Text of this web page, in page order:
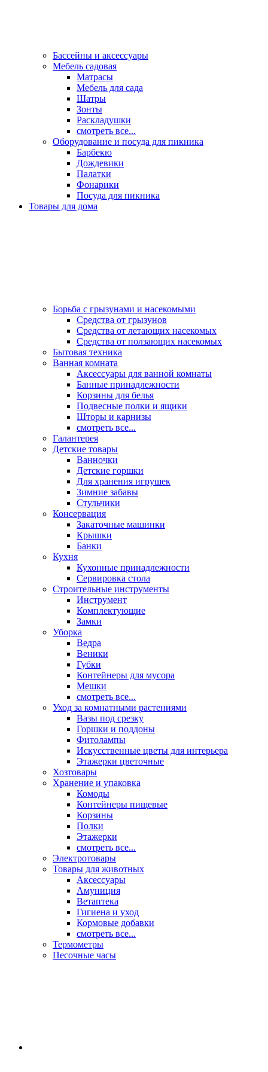
Бассейны и аксессуары
Мебель садовая
Матрасы
Мебель для сада
Шатры
Зонты
Раскладушки
смотреть все...
Оборудование и посуда для пикника
Барбекю
Дождевики
Палатки
Фонарики
Посуда для пикника
Товары для дома
Борьба с грызунами и насекомыми
Средства от грызунов
Средства от летающих насекомых
Средства от ползающих насекомых
Бытовая техника
Ванная комната
Аксессуары для ванной комнаты
Банные принадлежности
Корзины для белья
Подвесные полки и ящики
Шторы и карнизы
смотреть все...
Галантерея
Детские товары
Ванночки
Детские горшки
Для хранения игрушек
Зимние забавы
Стульчики
Консервация
Закаточные машинки
Крышки
Банки
Кухня
Кухонные принадлежности
Сервировка стола
Строительные инструменты
Инструмент
Комплектующие
Замки
Уборка
Ведра
Веники
Губки
Контейнеры для мусора
Мешки
смотреть все...
Уход за комнатными растениями
Вазы под срезку
Горшки и поддоны
Фитолампы
Искусственные цветы для интерьера
Этажерки цветочные
Хозтовары
Хранение и упаковка
Комоды
Контейнеры пищевые
Корзины
Полки
Этажерки
смотреть все...
Электротовары
Товары для животных
Аксессуары
Амуниция
Ветаптека
Гигиена и уход
Кормовые добавки
смотреть все...
Термометры
Песочные часы